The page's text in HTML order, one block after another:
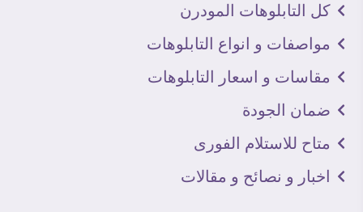
كل التابلوهات المودرن
مواصفات و انواع التابلوهات
مقاسات و اسعار التابلوهات
ضمان الجودة
متاح للاستلام الفورى
اخبار و نصائح و مقالات